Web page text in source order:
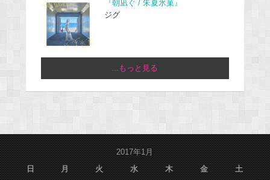
『朝凪ぐ / 朱夏氷菓』
ジグ
...もっと見る
2017年1月
日
月 火 水 木 金 土